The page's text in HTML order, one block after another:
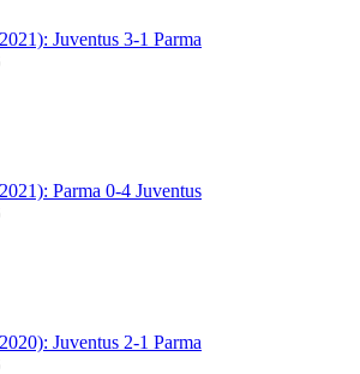
Juventus 3-1 Parma
Parma 0-4 Juventus
Juventus 2-1 Parma